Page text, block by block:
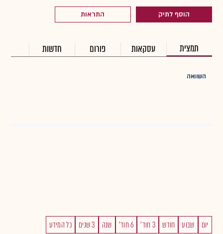
הוסף לתיק התראות
תמצית עסקאות פורום חדשות
השוואה
יום שבוע חודש 3 חוד' 6 חוד' שנה 3 שנים כל המידע